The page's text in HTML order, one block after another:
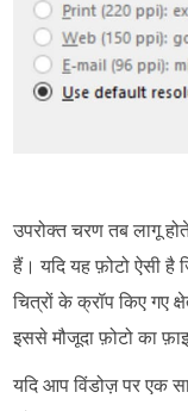
उपरोक्त चरण तब लागू
हैं। यदि यह फ़ोटो ऐसी है
चित्रों के क्रॉप किए गए
इससे मौजूदा फ़ोटो का
यदि आप विंडोज़ पर एक